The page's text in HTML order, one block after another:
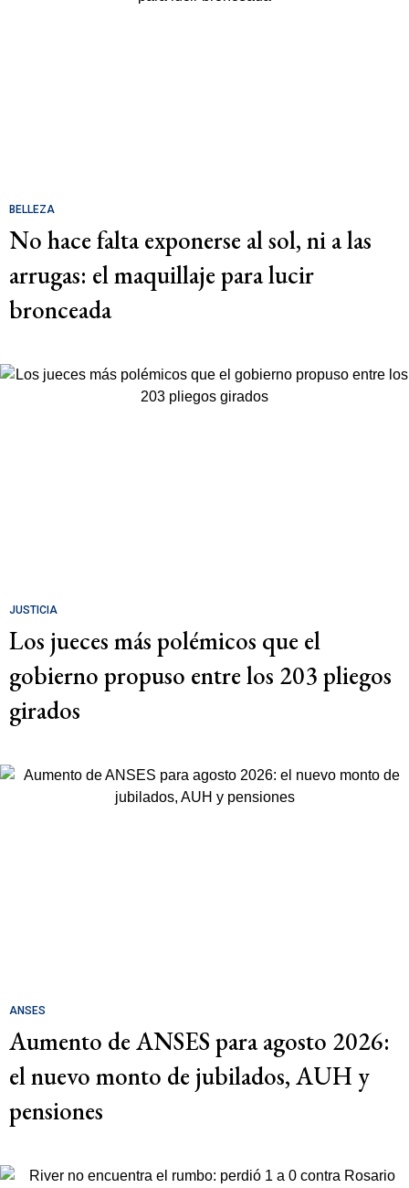
BELLEZA
No hace falta exponerse al sol, ni a las
arrugas: el maquillaje para lucir
bronceada
JUSTICIA
Los jueces más polémicos que el
gobierno propuso entre los 203 pliegos
girados
ANSES
Aumento de ANSES para agosto 2026:
el nuevo monto de jubilados, AUH y
pensiones